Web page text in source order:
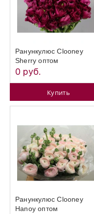
Ранункулюс Clooney
Sherry оптом
0 руб.
Купить
Ранункулюс Clooney
Hanoy оптом